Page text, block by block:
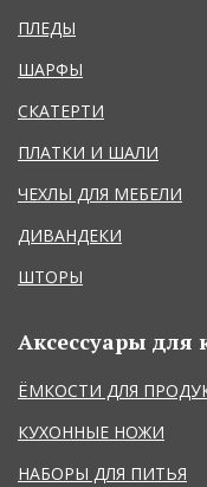
ПЛЕДЫ
ШАРФЫ
СКАТЕРТИ
ПЛАТКИ И ШАЛИ
ЧЕХЛЫ ДЛЯ МЕБЕЛИ
ДИВАНДЕКИ
ШТОРЫ
Аксессуары для
ЁМКОСТИ ДЛЯ
КУХОННЫЕ НОЖИ
НАБОРЫ ДЛЯ ПИТЬЯ